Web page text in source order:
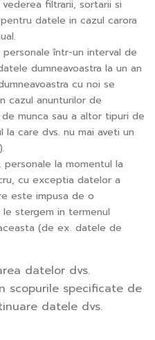
filtrarii, sortarii si
datele in cazul carora
personale într-un interval de
dumneavoastra la un an
cu noi se
cazul anunturilor de
munca sau a altor tipuri de
care dvs. nu mai aveti un
personale la momentul la
cu exceptia datelor a
este impusa de o
stergem in termenul
(de ex. datele de
datelor dvs.
scopurile specificate de
datele dvs.